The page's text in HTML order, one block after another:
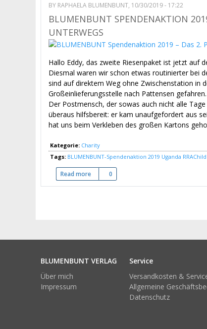
BY RAPHAELA BLUMENBUNT, 10/30/2019 - 17:22
BLUMENBUNT SPENDENAKTION
UNTERWEGS
Hallo Eddy, das zweite Riesenpaket ist jetzt auf
Diesmal waren wir schon etwas routinierter bei
sind auf direktem Weg ohne Zwischenstation in
Großeinlieferungsstelle nach Pattensen gefahren.
Der Postmensch, der sowas auch nicht alle
überaus hilfsbereit: er kam unaufgefordert aus
hat uns beim Verkleben des großen Kartons
Kategorie: Charity
Tags: BLUMENBUNT-Spendenaktion 2019 Uganda RRAChild
Read more about BLUMENBUNT Spendenaktion
0
BLUMENBUNT VERLAG
Über mich
Impressum
Service
Versandkosten &
Allgemeine
Datenschutz